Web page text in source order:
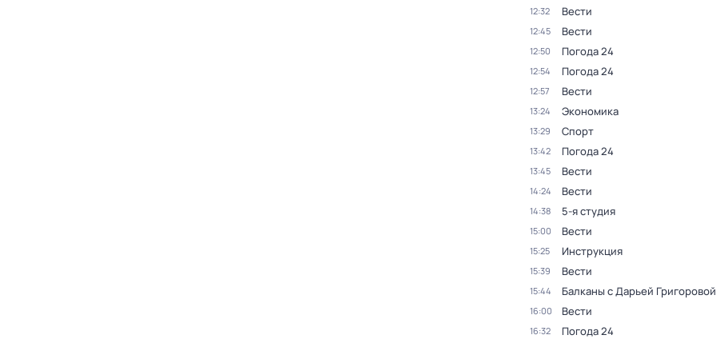
12:32 Вести
12:45 Вести
12:50 Погода 24
12:54 Погода 24
12:57 Вести
13:24 Экономика
13:29 Спорт
13:42 Погода 24
13:45 Вести
14:24 Вести
14:38 5-я студия
15:00 Вести
15:25 Инструкция
15:39 Вести
15:44 Балканы с Дарьей Григоровой
16:00 Вести
16:32 Погода 24